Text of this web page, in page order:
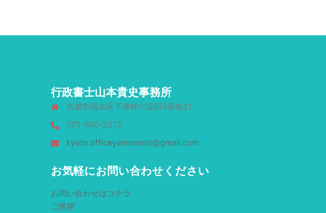
行政書士山本貴史事務所
京都市西京区下津林六反田3番地21
075-600-2372
kyoto.officeyamamoto@gmail.com
お気軽にお問い合わせください
お問い合わせはコチラ
ご挨拶